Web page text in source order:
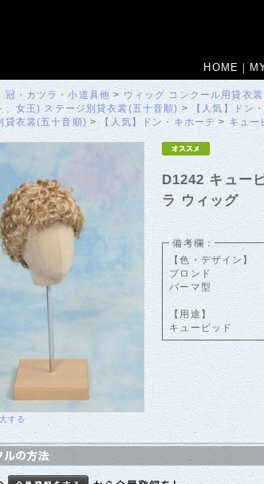
｜
HOME
冠・カツラ・小道具他 >ウィッグ コンクール用貸衣裳
、女王) ステージ別貸衣裳(五十音順)> 【人気】ドン
貸衣裳(五十音順)> 【人気】ドン・キホーテ > キュー
する
D1242 キュー
ラ ウィッグ
備考欄：
【色・デザイン】
ブロンド
パーマ型
【用途】
キューピッド